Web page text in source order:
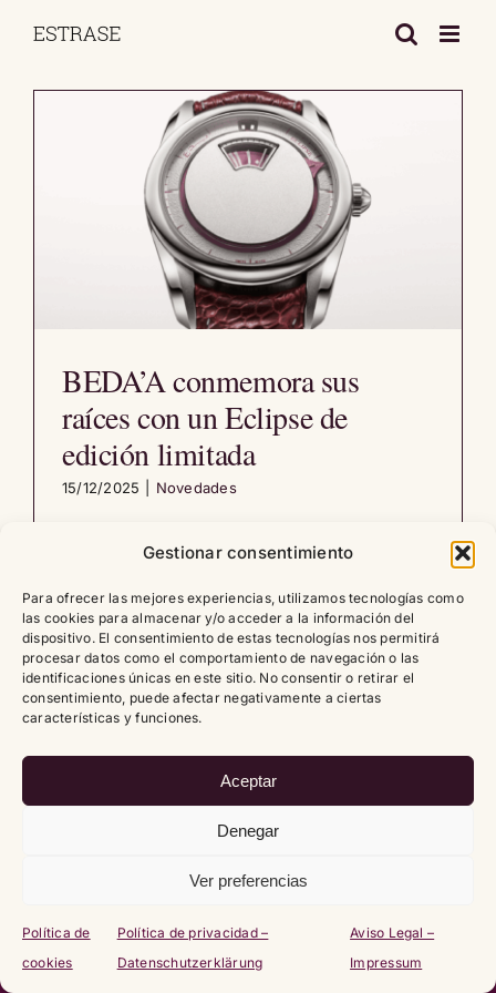
Gestionar consentimiento
Para ofrecer las mejores experiencias, utilizamos tecnologías como
las cookies para almacenar y/o acceder a la información del
dispositivo. El consentimiento de estas tecnologías nos permitirá
procesar datos como el comportamiento de navegación o las
identificaciones únicas en este sitio. No consentir o retirar el
consentimiento, puede afectar negativamente a ciertas
características y funciones.
Aceptar
Denegar
Ver preferencias
Política de
cookies
Política de privacidad –
Datenschutzerklärung
Aviso Legal –
Impressum
BEDA’A conmemora sus
raíces con un Eclipse de
edición limitada
15/12/2025 Novedades
Leer artículo
Copyright2026 |Política de cookies (UE)